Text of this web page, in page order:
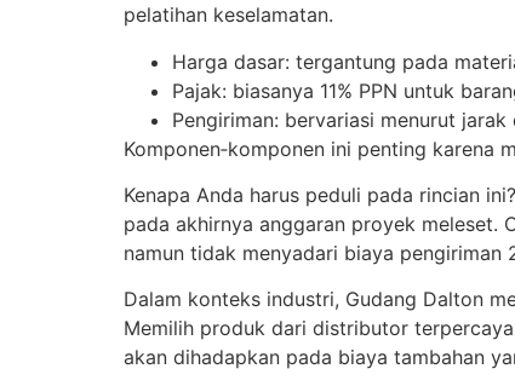
pelatihan keselamatan.
Harga dasar: tergantung pada
Pajak: biasanya 11% PPN untuk
Pengiriman: bervariasi menurut
Komponen‑komponen ini penting karena
Kenapa Anda harus peduli pada rincian
pada akhirnya anggaran proyek meleset.
namun tidak menyadari biaya pengiriman
Dalam konteks industri, Gudang Dalton
Memilih produk dari distributor
akan dihadapkan pada biaya tambahan